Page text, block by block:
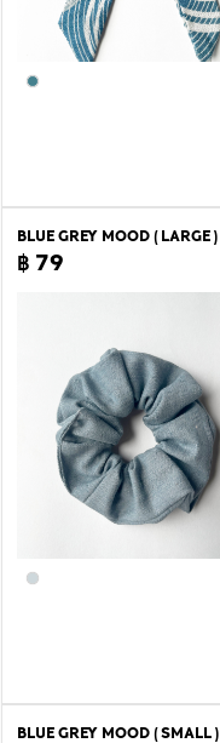
BLUE GREY MOOD ( LARGE )
฿ 79
BLUE GREY MOOD ( SMALL )